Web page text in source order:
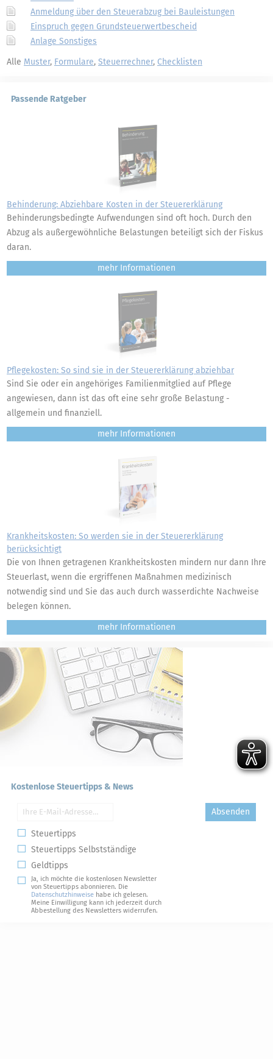
Anmeldung über den Steuerabzug bei Bauleistungen
Einspruch gegen Grundsteuerwertbescheid
Anlage Sonstiges
Alle Muster, Formulare, Steuerrechner, Checklisten
Passende Ratgeber
Behinderung: Abziehbare Kosten in der Steuererklärung
Behinderungsbedingte Aufwendungen sind oft hoch. Durch den
Abzug als außergewöhnliche Belastungen beteiligt sich der Fiskus
daran.
mehr
Pflegekosten: So sind sie in der Steuererklärung abziehbar
Sind Sie oder ein angehöriges Familienmitglied auf Pflege
angewiesen, dann ist das oft eine sehr große Belastung -
allgemein und finanziell.
mehr
Krankheitskosten: So werden sie in der Steuererklärung
berücksichtigt
Die von Ihnen getragenen Krankheitskosten mindern nur dann Ihre
Steuerlast, wenn die ergriffenen Maßnahmen medizinisch
notwendig sind und Sie das auch durch wasserdichte Nachweise
belegen können.
mehr
Kostenlose Steuertipps & News
Absenden
Steuertipps
Steuertipps Selbstständige
Geldtipps
Ja, ich möchte die kostenlosen Newsletter
von Steuertipps abonnieren. Die
Datenschutzhinweise habe ich gelesen.
Meine Einwilligung kann ich jederzeit durch
Abbestellung des Newsletters widerrufen.